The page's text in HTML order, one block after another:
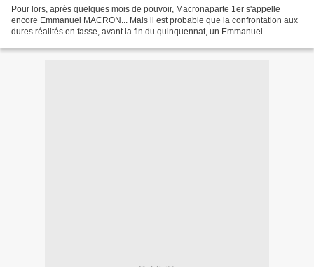
Pour lors, après quelques mois de pouvoir, Macronaparte 1er s'appelle
encore Emmanuel MACRON... Mais il est probable que la confrontation aux
dures réalités en fasse, avant la fin du quinquennat, un Emmanuel...